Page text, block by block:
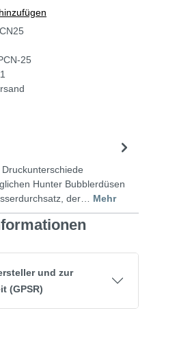
25
Hunter Bubblerdüsen
der… Mehr
und zur
(GPSR)